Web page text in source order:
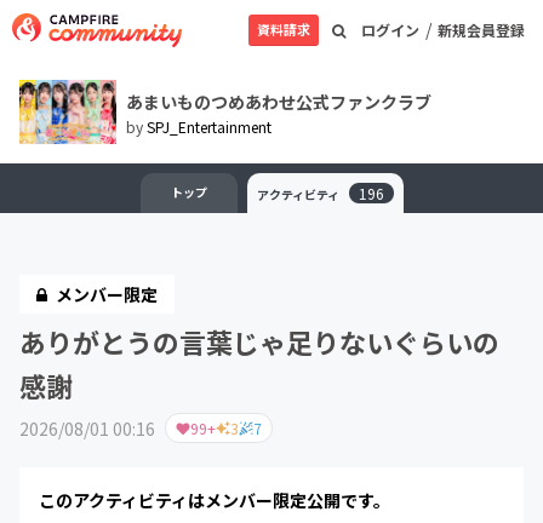
ログイン / 新規会員登録
資料請求
あまいものつめあわせ公式ファンクラブ
bySPJ_Entertainment
トップ アクティビティ 196
メンバー限定
ありがとうの言葉じゃ足りないぐらいの
感謝
2026/08/01 00:16 99+ 3 7
このアクティビティはメンバー限定公開です。